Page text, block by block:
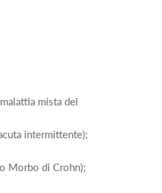
mista del
intermittente);
Morbo di Crohn);